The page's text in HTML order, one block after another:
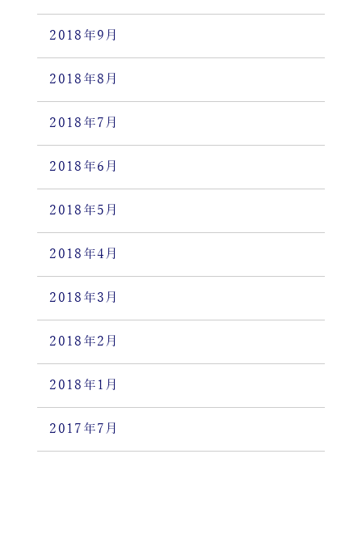
2018年9月
2018年8月
2018年7月
2018年6月
2018年5月
2018年4月
2018年3月
2018年2月
2018年1月
2017年7月